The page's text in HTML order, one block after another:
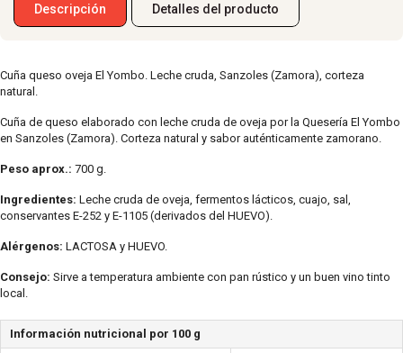
Descripción Detalles del producto
Cuña queso oveja El Yombo. Leche cruda, Sanzoles (Zamora), corteza
natural.
Cuña de queso elaborado con leche cruda de oveja por la Quesería El Yombo
en Sanzoles (Zamora). Corteza natural y sabor auténticamente zamorano.
Peso aprox.: 700 g.
Ingredientes: Leche cruda de oveja, fermentos lácticos, cuajo, sal,
conservantes E-252 y E-1105 (derivados del HUEVO).
Alérgenos: LACTOSA y HUEVO.
Consejo: Sirve a temperatura ambiente con pan rústico y un buen vino tinto
local.
Información nutricional por 100 g